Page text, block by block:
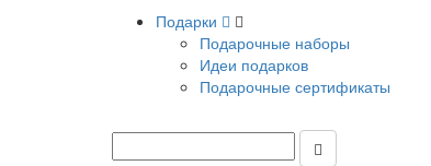
Подарки
Подарочные наборы
Идеи подарков
Подарочные сертификаты